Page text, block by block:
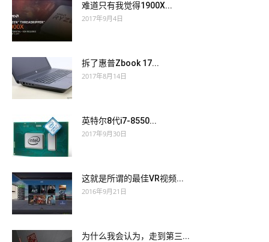
难道只有我觉得1900X...
2017年9月4日
拆了惠普Zbook 17...
2017年8月14日
英特尔8代i7-8550...
2017年9月30日
这就是所谓的最佳VR视频...
2016年9月21日
为什么我会认为，走到第三...